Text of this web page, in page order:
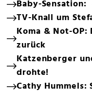
Baby-Sensation:
TV-Knall um
Koma & Not-OP:
zurück
Katzenberger
drohte!
Cathy Hummels: